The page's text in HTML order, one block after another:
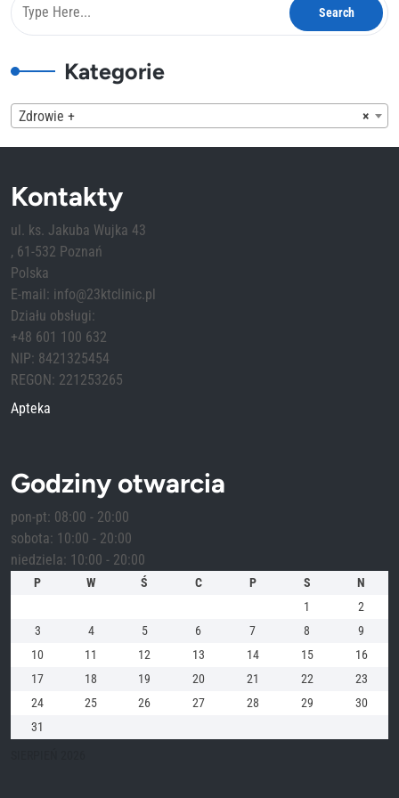
Kategorie
×
Zdrowie +
Kontakty
ul. ks. Jakuba Wujka 43
, 61-532 Poznań
Polska
E-mail: info@23ktclinic.pl
Działu obsługi:
+48 601 100 632
NIP: 8421325454
REGON: 221253265
Apteka
Godziny otwarcia
pon-pt: 08:00 - 20:00
sobota: 10:00 - 20:00
niedziela: 10:00 - 20:00
P W Ś C P S
N
1
2
3
4 5 6 7 8
9
10
11 12 13 14 15
16
17
18 19 20 21 22
23
24
25 26 27 28 29
30
31